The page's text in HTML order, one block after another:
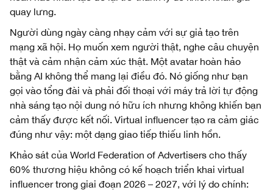
quay lưng.
Người dùng ngày càng nhạy cảm với sự giả tạo trên
mạng xã hội. Họ muốn xem người thật, nghe câu chuyện
thật và cảm nhận cảm xúc thật. Một avatar hoàn hảo
bằng AI không thể mang lại điều đó. Nó giống như bạn
gọi vào tổng đài và phải đối thoại với máy trả lời tự động
nhà sáng tạo nội dung nó hữu ích nhưng không khiến bạn
cảm thấy được kết nối. Virtual influencer tạo ra cảm giác
đúng như vậy: một dạng giao tiếp thiếu linh hồn.
Khảo sát của World Federation of Advertisers cho thấy
60% thương hiệu không có kế hoạch triển khai virtual
influencer trong giai đoạn 2026 – 2027, với lý do chính: